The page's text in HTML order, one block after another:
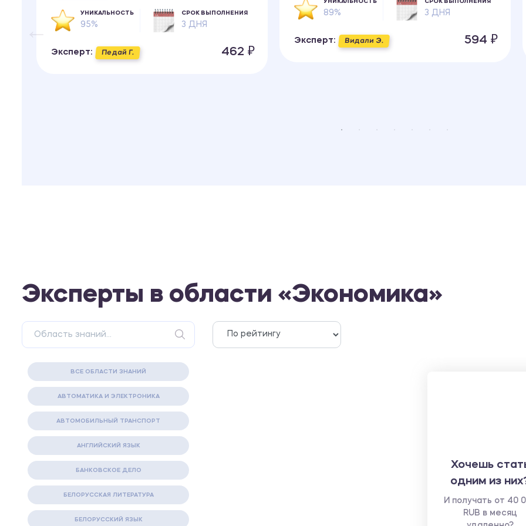
УНИКАЛЬНОСТЬ
95%
СРОК ВЫПОЛНЕНИЯ
3 ДНЯ
Эксперт: Педай Г. 462 ₽
89% 3 ДНЯ
Эксперт: Видали Э. 594 ₽
Эксперты в области «Экономика»
ВСЕ ОБЛАСТИ ЗНАНИЙ
АВТОМАТИКА И ЭЛЕКТРОНИКА
АВТОМОБИЛЬНЫЙ ТРАНСПОРТ
АНГЛИЙСКИЙ ЯЗЫК
БАНКОВСКОЕ ДЕЛО
БЕЛОРУССКАЯ ЛИТЕРАТУРА
БЕЛОРУССКИЙ ЯЗЫК
Хочешь
одним из
И получать от 40
RUB в месяц